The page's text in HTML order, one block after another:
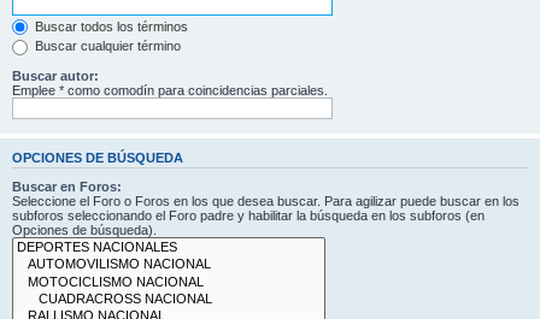
Buscar todos los términos
Buscar cualquier término
Buscar autor:
Emplee * como comodín para coincidencias parciales.
OPCIONES DE BÚSQUEDA
Buscar en Foros:
Seleccione el Foro o Foros en los que desea buscar. Para agilizar puede buscar en los
subforos seleccionando el Foro padre y habilitar la búsqueda en los subforos (en
Opciones de búsqueda).